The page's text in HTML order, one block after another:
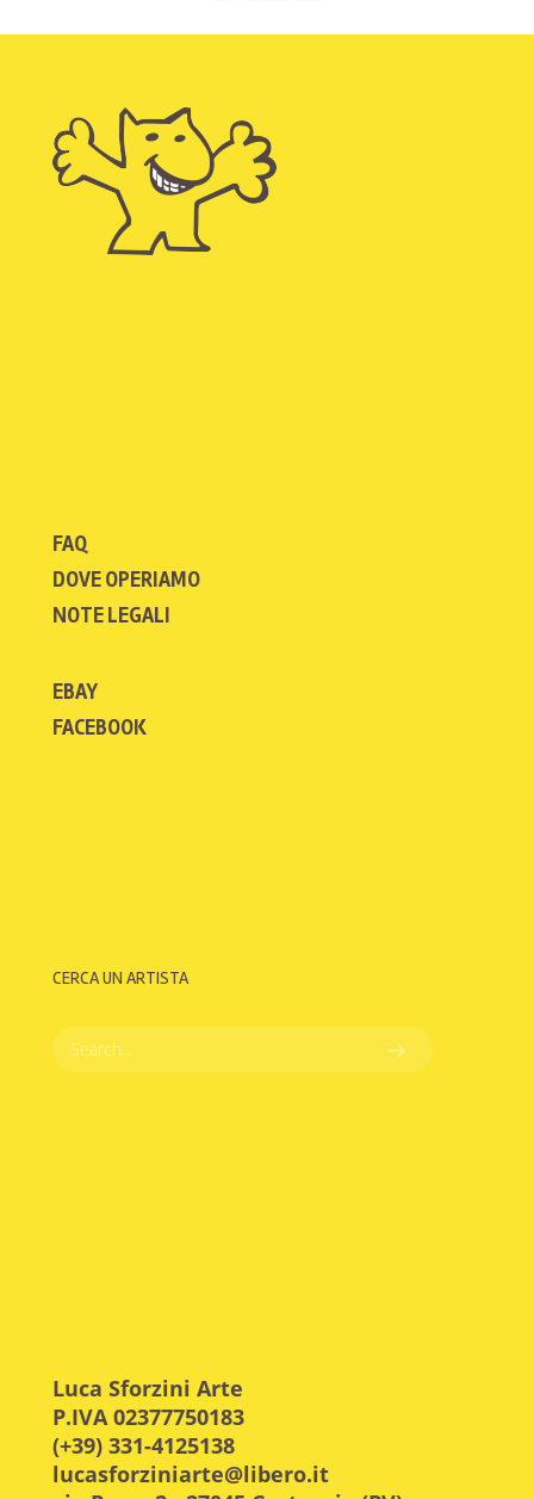
FAQ
DOVE OPERIAMO
NOTE LEGALI
EBAY
FACEBOOK
CERCA UN ARTISTA
Luca Sforzini Arte
P.IVA 02377750183
(+39) 331-4125138
lucasforziniarte@libero.it